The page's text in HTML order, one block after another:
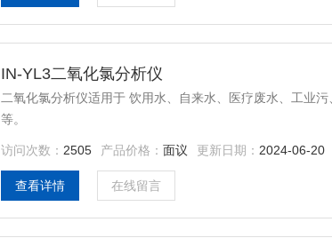
IN-YL3二氧化氯分析仪
二氧化氯分析仪适用于 饮用水、自来水、医疗废水、工业
等。
访问次数： 2505 产品价格： 面议 更新日期： 2024-06-20
查看详情 在线留言